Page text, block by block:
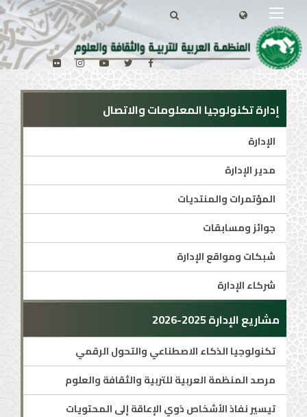
إدارة تكنولوجيا المعلومات والاتصال
الإدارة
مدير الإدارة
المؤتمرات والمنتديات
جوائز ومسابقات
شبكات ومواقع الإدارة
شركاء الإدارة
مشاريع الإدارة 2025-2026
تكنولوجيا الذكاء الاصطناعي والتحول الرقمي
مرصد المنظمة العربية للتربية والثقافة والعلوم
تيسير نفاذ الأشخاص ذوي الإعاقة إلى المحتويات